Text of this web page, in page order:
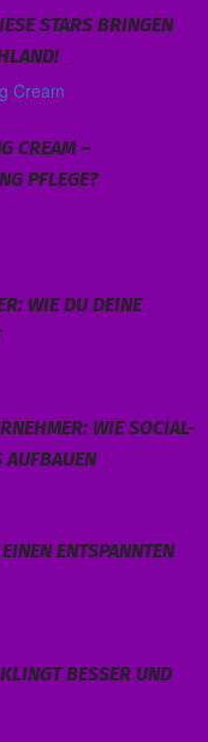
STARS BRINGEN
CREAM –
PFLEGE?
WIE DU DEINE
WIE SOCIAL-
AUFBAUEN
ENTSPANNTEN
BESSER UND